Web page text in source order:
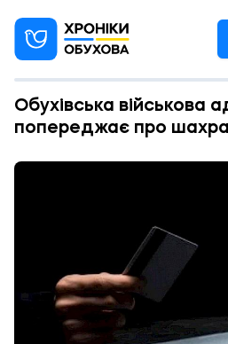
Обухівська військова
попереджає про